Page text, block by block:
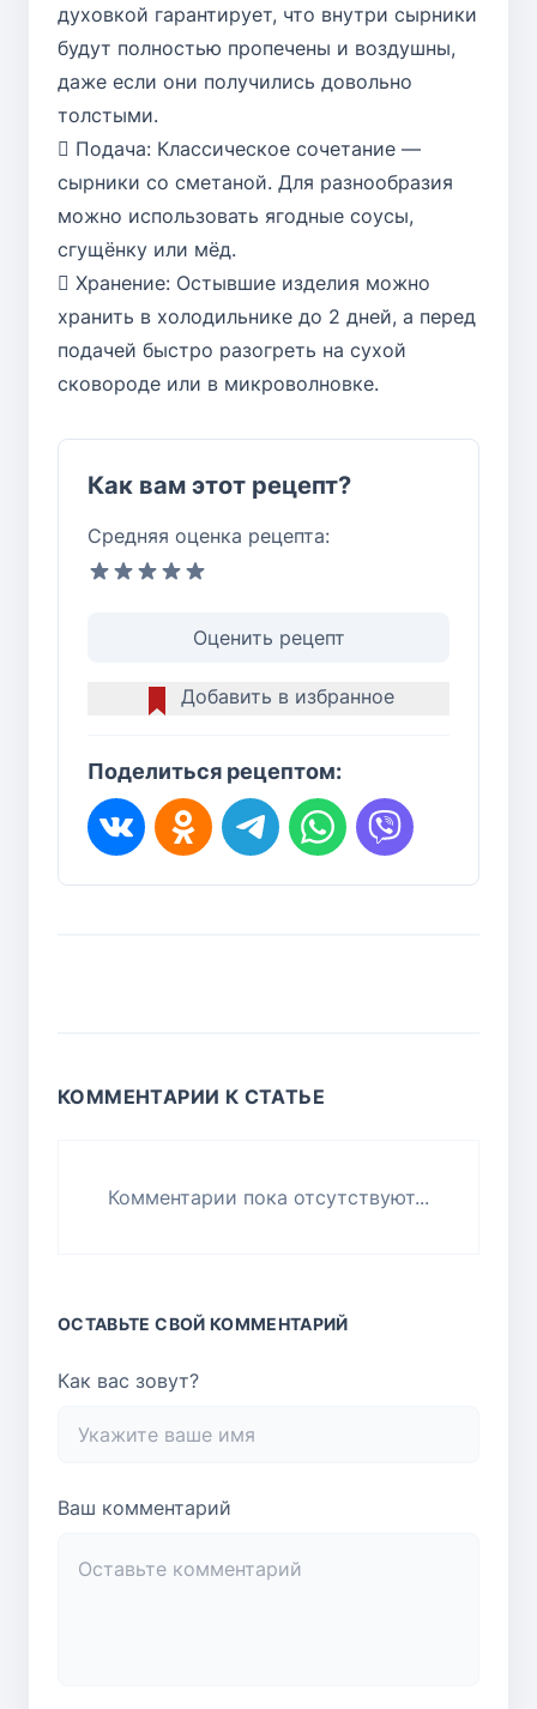
духовкой гарантирует, что внутри сырники
будут полностью пропечены и воздушны,
даже если они получились довольно
толстыми.
 Подача: Классическое сочетание —
сырники со сметаной. Для разнообразия
можно использовать ягодные соусы,
сгущёнку или мёд.
 Хранение: Остывшие изделия можно
хранить в холодильнике до 2 дней, а перед
подачей быстро разогреть на сухой
сковороде или в микроволновке.
Как вам этот рецепт?
Средняя оценка рецепта:
Оценить рецепт
Добавить в избранное
Поделиться рецептом:
КОММЕНТАРИИ К СТАТЬЕ
Комментарии пока отсутствуют...
ОСТАВЬТЕ СВОЙ КОММЕНТАРИЙ
Как вас зовут?
Ваш комментарий